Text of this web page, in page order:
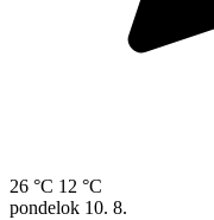
26 °C 12 °C
pondelok 10. 8.